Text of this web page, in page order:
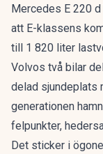
Mercedes E 220
att E-klassens
till 1 820 liter
Volvos två bilar
delad sjundeplats
generationen
felpunkter,
Det sticker i